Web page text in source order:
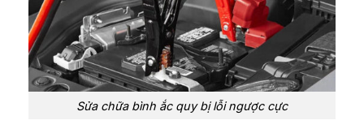
Sửa chữa bình ắc quy bị lỗi ngược cực